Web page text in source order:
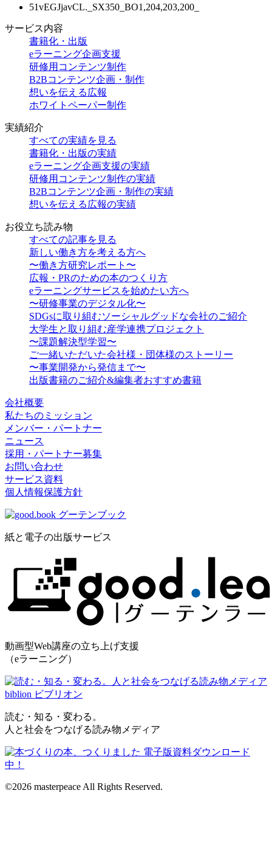
51vEGJjavCL._SX350_BO1,204,203,200_
サービス内容
書籍化・出版
eラーニング企画支援
研修用コンテンツ制作
B2Bコンテンツ企画・制作
想いを伝える広報
ホワイトペーパー制作
実績紹介
すべての実績を見る
書籍化・出版の実績
eラーニング企画支援の実績
研修用コンテンツ制作の実績
B2Bコンテンツ企画・制作の実績
想いを伝える広報の実績
お役立ち読み物
すべての記事を見る
新しい働き方を考える方へ
〜働き方研究レポート〜
広報・PRのための本のつくり方
eラーニングサービスを始めたい方へ
〜研修事業のデジタル化〜
SDGsに取り組むソーシャルグッドな会社のご紹介
大学生と取り組む産学連携プロジェクト
〜課題解決型学習〜
ご一緒いただいた会社様・団体様のストーリー
〜事業開発から発信まで〜
出版書籍のご紹介&編集者おすすめ書籍
会社概要
私たちのミッション
メンバー・パートナー
ニュース
採用・パートナー募集
お問い合わせ
サービス資料
個人情報保護方針
紙と電子の出版サービス
動画型Web講座の立ち上げ支援
（eラーニング）
読む・知る・変わる。
人と社会をつなげる読み物メディア
©2026 masterpeace All Rights Reserved.